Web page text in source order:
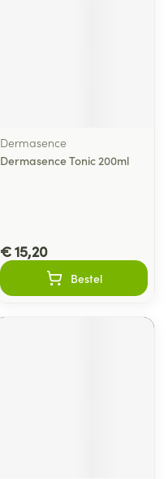
Dermasence
Dermasence Tonic 200ml
€ 15,20
Bestel